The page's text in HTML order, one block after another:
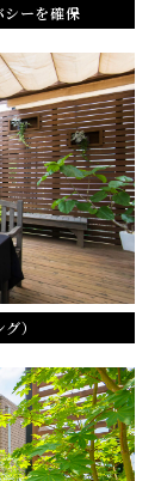
シーを確保
）